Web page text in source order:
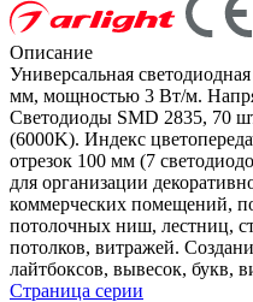
Описание
Универсальная
мм, мощностью 3 Вт/м.
Светодиоды SMD 2835, 70
(6000K). Индекс
отрезок 100 мм (7
для организации
коммерческих помещений,
потолочных ниш, лестниц,
потолков, витражей.
лайтбоксов, вывесок, букв,
Страница серии